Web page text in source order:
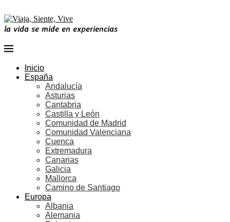
la vida se mide en experiencias
Inicio
España
Andalucía
Asturias
Cantabria
Castilla y León
Comunidad de Madrid
Comunidad Valenciana
Cuenca
Extremadura
Canarias
Galicia
Mallorca
Camino de Santiago
Europa
Albania
Alemania